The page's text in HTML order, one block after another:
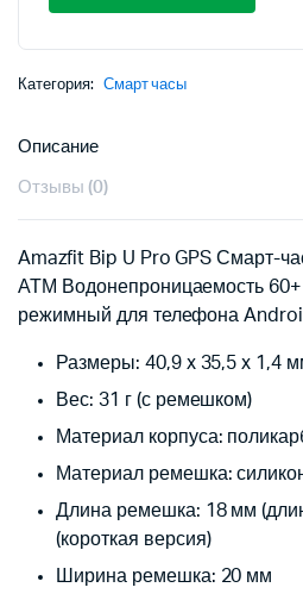
99,99 $.
33,32 $.
Категория: Смарт часы
Описание
Отзывы (0)
Amazfit Bip U Pro GPS Смарт-
АТМ Водонепроницаемость
режимный для телефона
Размеры: 40,9 x 35,5 x 1,4
Вес: 31 г (с ремешком)
Материал корпуса:
Материал ремешка:
Длина ремешка: 18 мм
(короткая версия)
Ширина ремешка: 20 мм